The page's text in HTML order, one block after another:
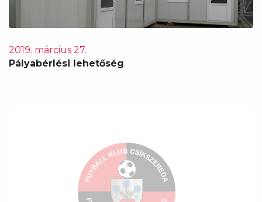
2019. március 27.
Pályabérlési lehetőség